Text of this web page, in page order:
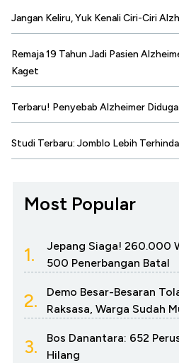
Jangan Keliru, Yuk Kenali Ciri-Ciri
Remaja 19 Tahun Jadi Pasien
Kaget
Terbaru! Penyebab Alzheimer
Studi Terbaru: Jomblo Lebih
Most Popular
1.
Jepang Siaga! 260.000
500 Penerbangan Batal
2.
Demo Besar-Besaran
Raksasa, Warga Sudah
3.
Bos Danantara: 652
Hilang